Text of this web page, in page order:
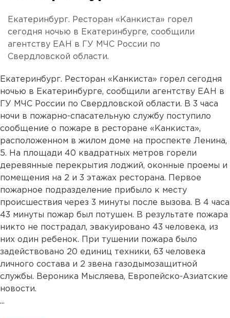
Екатеринбург. Ресторан «Канкиста» горел
сегодня ночью в Екатеринбурге, сообщили
агентству ЕАН в ГУ МЧС России по
Свердловской области.
Екатеринбург. Ресторан «Канкиста» горел сегодня
ночью в Екатеринбурге, сообщили агентству ЕАН в
ГУ МЧС России по Свердловской области. В 3 часа
ночи в пожарно-спасательную службу поступило
сообщение о пожаре в ресторане «Канкиста»,
расположенном в жилом доме на проспекте Ленина,
5. На площади 40 квадратных метров горели
деревянные перекрытия лоджий, оконные проемы и
помещения на 2 и 3 этажах ресторана. Первое
пожарное подразделение прибыло к месту
происшествия через 3 минуты после вызова. В 4 часа
43 минуты пожар был потушен. В результате пожара
никто не пострадал, эвакуировано 43 человека, из
них один ребенок. При тушении пожара было
задействовано 20 единиц техники, 63 человека
личного состава и 2 звена газодымозащитной
службы. Вероника Мысляева, Европейско-Азиатские
новости.
...